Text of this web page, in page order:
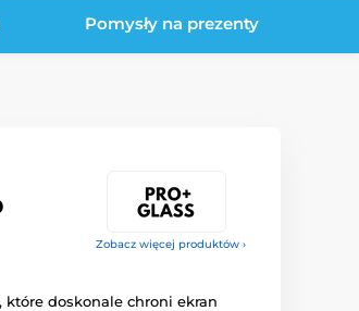
Pomysły na prezenty
Zobacz więcej produktów ›
, które doskonale chroni ekran